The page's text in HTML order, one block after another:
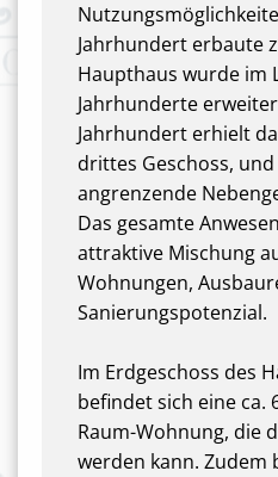
Jahrhundert erbaute
Haupthaus wurde im
Jahrhunderte
Jahrhundert erhielt
drittes Geschoss,
angrenzende
Das gesamte
attraktive Mischung
Wohnungen,
Sanierungspotenzial.
Im Erdgeschoss des
befindet sich eine ca.
Raum-Wohnung, die
werden kann. Zudem